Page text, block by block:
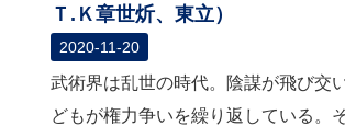
Ｔ.Ｋ章世炘、東立）
2020-11-20
武術界は乱世の時代。陰謀が飛び交
どもが権力争いを繰り返している。